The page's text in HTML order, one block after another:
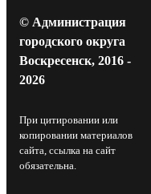
© Администрация
городского округа
Воскресенск, 2016 -
2026
При цитировании или
копировании материалов
сайта, ссылка на сайт
обязательна.